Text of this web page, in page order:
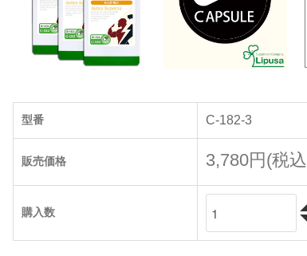
型番 C-182-3
販売価格 3,780円(税
購入数